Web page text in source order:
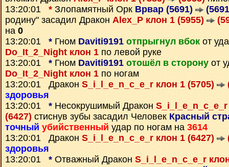
13:20:01 * Злопамятный Орк Врвар (5691)
родину" засадил Дракон Alex_P клон 1 (5955)
на 0
13:20:01 * Гном Daviti9191 отпрыгнул вбок от
Do_It_2_Night клон 1 по левой руке
13:20:01 * Гном Daviti9191 отошёл в сторону от
Do_It_2_Night клон 1 по ногам
13:20:01 Дракон S_i_l_e_n_c_e_r клон 1 (5705)
здоровья
13:20:01 * Несокрушимый Дракон
(6427) стиснув зубы засадил Человек Красный
точный убийственный удар по ногам на 3614
13:20:01 Дракон S_i_l_e_n_c_e_r клон 1 (6427)
здоровья
13:20:01 * Отважный Дракон S_i_l_e_n_c_e_r